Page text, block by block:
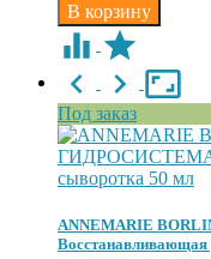
Под заказ
ANNEMARIE